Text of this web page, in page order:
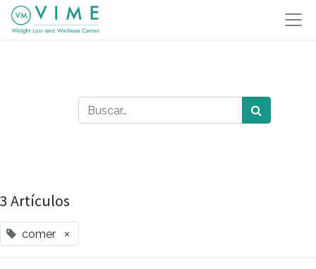
3 Artículos
comer ×